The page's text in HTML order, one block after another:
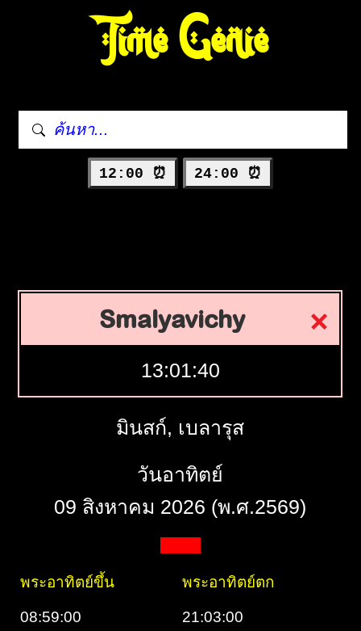
Time Genie
12:00 ⏰ 24:00 ⏰
Smalyavichy
13:01:41
มินสก์, เบลารุส
วันอาทิตย์
09 สิงหาคม 2026 (พ.ศ.2569)
พระอาทิตย์ขึ้น พระอาทิตย์ตก
08:59:00 21:03:00